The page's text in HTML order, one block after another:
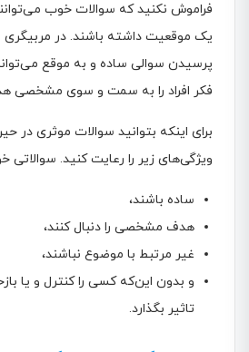
فراموش نکنید که سوالات خوب
یک موقعیت داشته باشند. در مربیگری
پرسیدن سوالی ساده و به موقع
فکر افراد را به سمت و سوی مشخصی
برای اینکه بتوانید سوالات موثری در
ویژگی‌های زیر را رعایت کنید.
ساده باشند،
هدف مشخصی را دنبال کنند،
غیر مرتبط با موضوع نباشند،
و بدون این‌که کسی را کنترل و یا
تاثیر بگذارد.